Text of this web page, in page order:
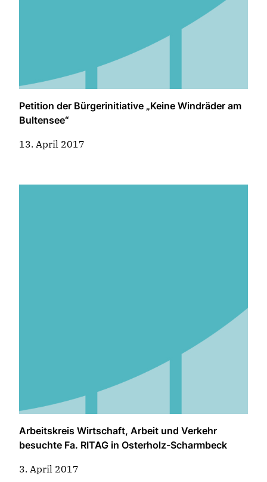
Petition der Bürgerinitiative „Keine Windräder am
Bultensee“
13. April 2017
Arbeitskreis Wirtschaft, Arbeit und Verkehr
besuchte Fa. RITAG in Osterholz-Scharmbeck
3. April 2017